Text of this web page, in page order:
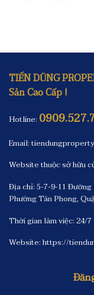
TIẾN DŨNG
Sản Cao Cấp !
Hotline:
Email:
Website thuộc sở hữu
Địa chỉ: 5-7-9-11 Đường
Phường Tân Phong,
Thời gian làm việc: 24/7
Website:https://